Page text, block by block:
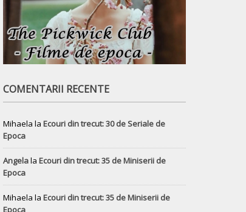
COMENTARII RECENTE
Mihaela la Ecouri din trecut: 30 de Seriale de
Epoca
Angelala Ecouri din trecut: 35 de Miniserii de
Epoca
Mihaela la Ecouri din trecut: 35 de Miniserii de
Epoca